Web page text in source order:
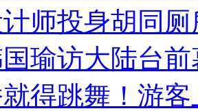
师投身胡同
瑜访大陆台
得跳舞！游客